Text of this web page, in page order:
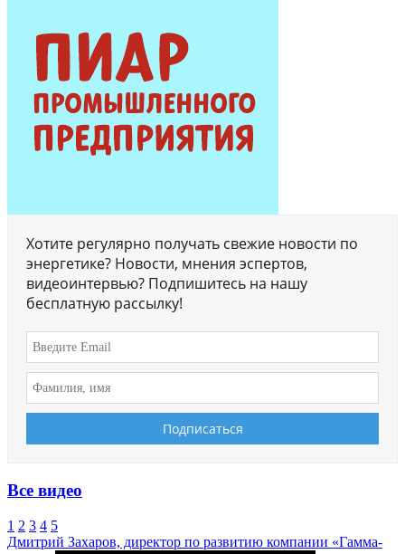
Хотите регулярно получать свежие новости по
энергетике? Новости, мнения эспертов,
видеоинтервью? Подпишитесь на нашу
бесплатную рассылку!
Все видео
1 2 3 4 5
Дмитрий Захаров, директор по развитию компании «Гамма-